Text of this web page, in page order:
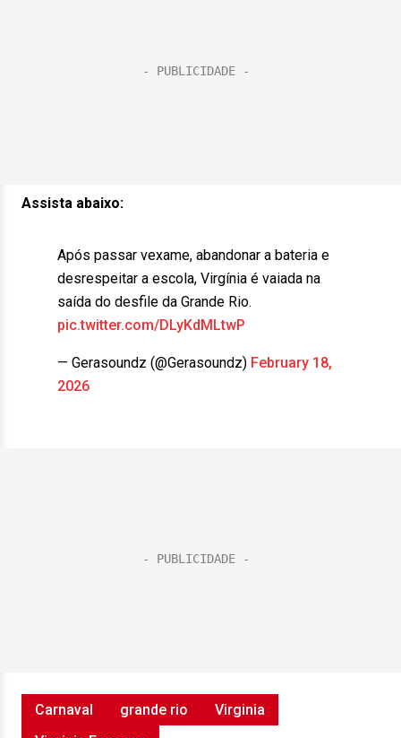
Assista abaixo:
Após passar vexame, abandonar a bateria e
desrespeitar a escola, Virgínia é vaiada na
saída do desfile da Grande Rio.
pic.twitter.com/DLyKdMLtwP
— Gerasoundz (@Gerasoundz) February 18,
2026
Carnaval grande rio
Virginia